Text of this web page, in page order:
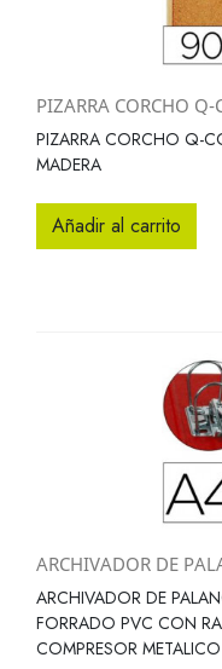
PIZARRA CORCHO Q-
PIZARRA CORCHO Q-
MADERA
Añadir al carrito
ARCHIVADOR DE
ARCHIVADOR DE
FORRADO PVC CON
COMPRESOR METALICO